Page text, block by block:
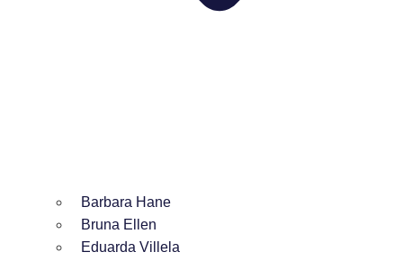
Barbara Hane
Bruna Ellen
Eduarda Villela